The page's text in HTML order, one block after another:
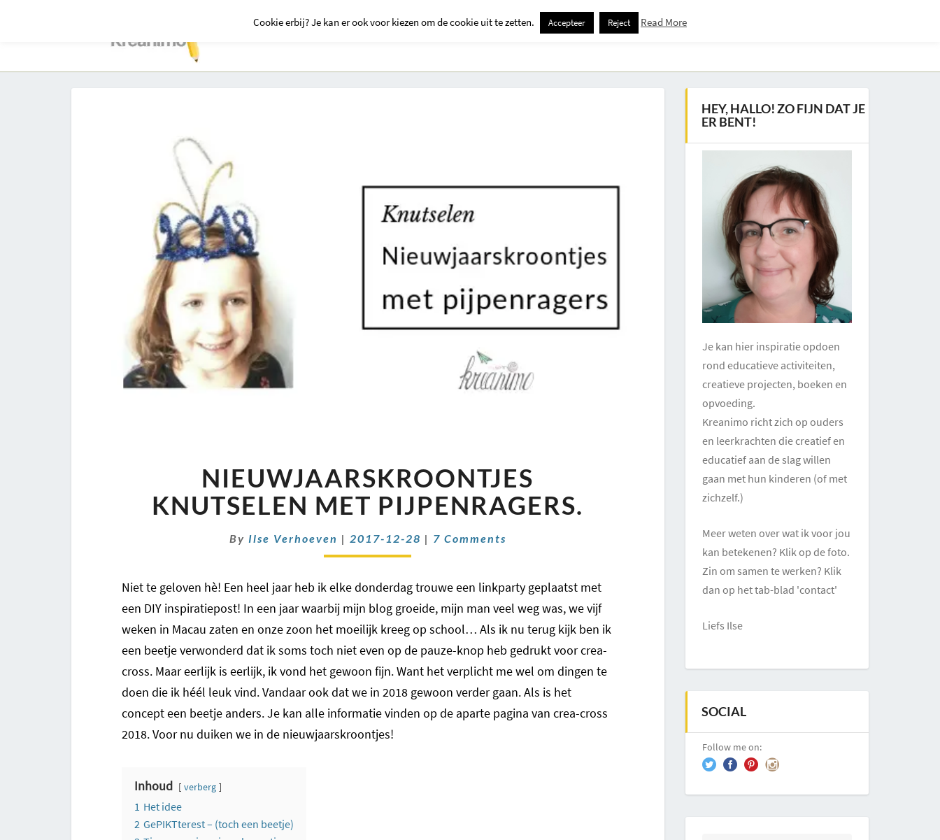
Contact Kids Creatief Erop Uit Huis En Tuin Downloadspagina – Voor Nieuwsbrief Abonnees
KNUTSELEN
MET
PIJPENRAGERS.
NIEUWJAARSKROONTJES
KNUTSELEN MET PIJPENRAGERS.
By Ilse Verhoeven | 2017-12-28 | Comments
7 Comments
Niet te geloven hè! Een heel jaar heb ik elke donderdag trouwe een linkparty geplaatst met
een DIY inspiratiepost! In een jaar waarbij mijn blog groeide, mijn man veel weg was, we vijf
weken in Macau zaten en onze zoon het moeilijk kreeg op school… Als ik nu terug kijk ben ik
een beetje verwonderd dat ik soms toch niet even op de pauze-knop heb gedrukt voor crea-
cross. Maar eerlijk is eerlijk, ik vond het gewoon fijn. Want het verplicht me wel om dingen te
doen die ik héél leuk vind. Vandaar ook dat we in 2018 gewoon verder gaan. Als is het
concept een beetje anders. Je kan alle informatie vinden op de aparte pagina van crea-cross
2018. Voor nu duiken we in de nieuwjaarskroontjes!
Inhoud verberg
1 Het idee
2 GePIKTterest – (toch een beetje)
HEY, HALLO! ZO FIJN DAT JE
ER BENT!
Je kan hier inspiratie opdoen
rond educatieve activiteiten,
creatieve projecten, boeken en
opvoeding.
Kreanimo richt zich op ouders
en leerkrachten die creatief en
educatief aan de slag willen
gaan met hun kinderen (of met
zichzelf.)
Meer weten over wat ik voor jou
kan betekenen? Klik op de foto.
Zin om samen te werken? Klik
dan op het tab-blad 'contact'
Liefs Ilse
SOCIAL
Follow me on:
Cookie erbij? Je kan er ook voor kiezen om de cookie uit te zetten. Accepteer Reject Read More